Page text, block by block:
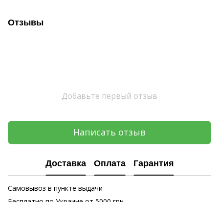
Отзывы
Добавьте первый отзыв
Написать отзыв
Доставка Оплата Гарантия
Самовывоз в пункте выдачи